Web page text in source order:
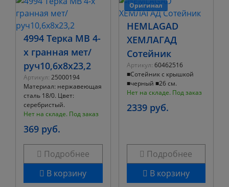
4994 Терка МВ 4-
х гранная мет/
руч10,6х8х23,2
Артикул: 25000194
Материал: нержавеющая
сталь 18/0. Цвет:
серебристый.
Нет на складе. Под заказ
369 руб.
Подробнее
В корзину
Оригинал
HEMLAGAD
ХЕМЛАГАД
Сотейник
Артикул: 60462516
■Сотейник c крышкой
■черный ■26 см.
Нет на складе. Под заказ
2339 руб.
Подробнее
В корзину